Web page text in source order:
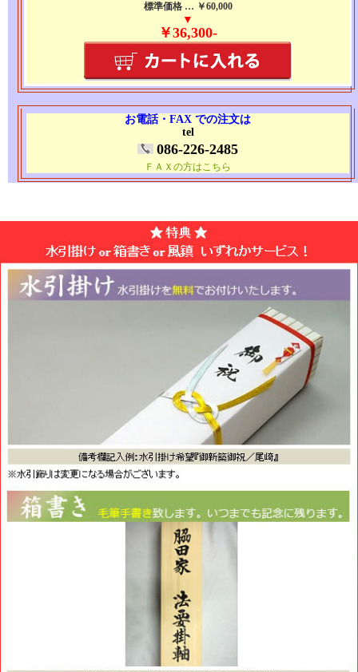
標準価格 … ￥60,000
▼
￥36,300-
お電話・FAX での注文は
tel
086-226-2485
ＦＡＸの方はこちら